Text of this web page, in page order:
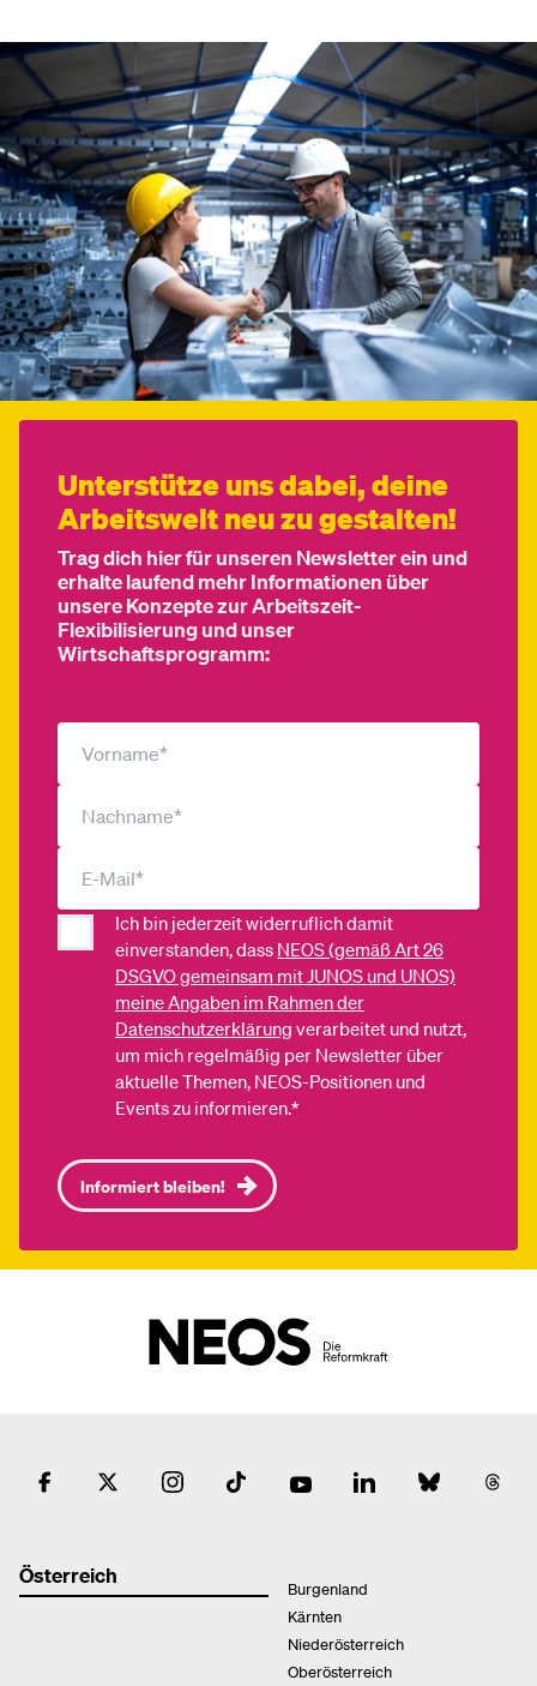
Unterstütze uns dabei, deine
Arbeitswelt neu zu gestalten!
Trag dich hier für unseren Newsletter ein und
erhalte laufend mehr Informationen über
unsere Konzepte zur Arbeitszeit-
Flexibilisierung und unser
Wirtschaftsprogramm:
Ich bin jederzeit widerruflich damit
einverstanden, dass NEOS (gemäß Art 26
DSGVO gemeinsam mit JUNOS und UNOS)
meine Angaben im Rahmen der
Datenschutzerklärung verarbeitet und nutzt,
um mich regelmäßig per Newsletter über
aktuelle Themen, NEOS-Positionen und
Events zu informieren.*
Informiert bleiben!
Österreich
Burgenland
Kärnten
Niederösterreich
Oberösterreich